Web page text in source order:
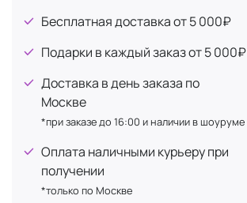
Для роста +44
Восстановление
Гигиена
Сияние
Выравнивание тона
Бесплатная доставка от 5 000₽
Подарки в каждый заказ от 5 000₽
Доставка в день заказа по
Москве
*при заказе до 16:00 и наличии в шоуруме
Оплата наличными курьеру при
получении
*только по Москве